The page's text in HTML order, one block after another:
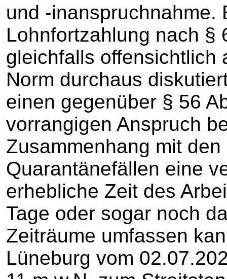
und -inanspruchnahme.
Lohnfortzahlung nach §
gleichfalls offensichtlich
Norm durchaus
einen gegenüber § 56
vorrangigen Anspruch
Zusammenhang mit
Quarantänefällen eine
erhebliche Zeit des
Tage oder sogar noch
Zeiträume umfassen
Lüneburg vom